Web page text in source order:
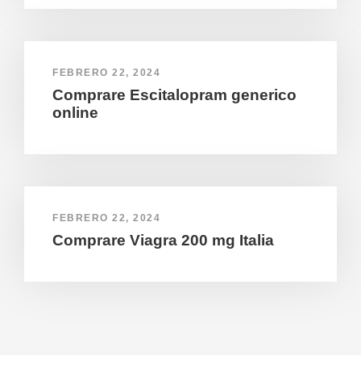
FEBRERO 22, 2024
Comprare Escitalopram generico
online
FEBRERO 22, 2024
Comprare Viagra 200 mg Italia